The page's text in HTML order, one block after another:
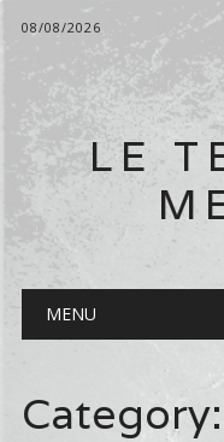
08/08/2026
LE
Main menu
MENU
Category: